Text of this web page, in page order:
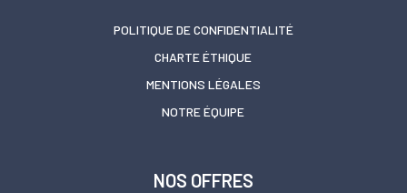
POLITIQUE DE CONFIDENTIALITÉ
CHARTE ÉTHIQUE
MENTIONS LÉGALES
NOTRE ÉQUIPE
NOS OFFRES